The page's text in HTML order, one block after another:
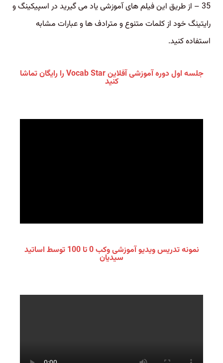
35 – از طریق این فیلم های آموزشی یاد می گیرید در اسپیکینگ و
رایتینگ خود از کلمات متنوع و مترادف ها و عبارات مشابه
استفاده کنید.
جلسه اول دوره آموزشی آفلاین Vocab Star را رایگان تماشا
کنید
نمونه تدریس ویدیو آموزشی وکب 0 تا 100 توسط اساتید
سیدیان